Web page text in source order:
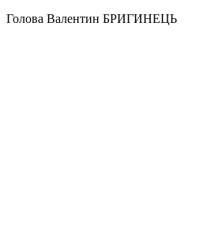
Голова Валентин БРИГИНЕЦЬ